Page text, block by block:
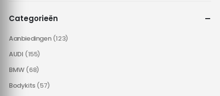
Categorieën
Aanbiedingen (123)
AUDI (155)
BMW (68)
Bodykits (57)